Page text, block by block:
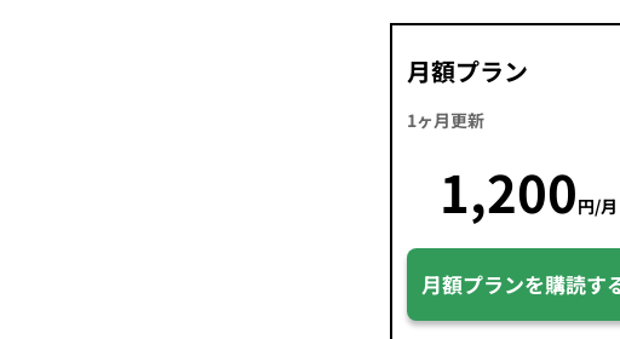
月額プラン
1ヶ月更新
1,200円/月
月額プランを購読す